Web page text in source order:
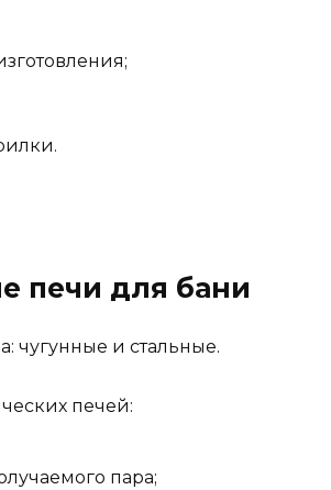
печи для бани
чугунные и стальные.
печей:
пара;